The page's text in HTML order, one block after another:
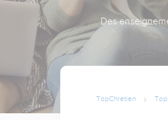
Des
TopChrétien